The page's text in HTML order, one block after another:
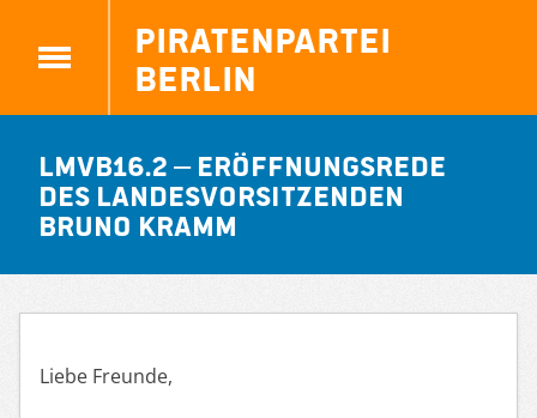
Piratenpartei
Berlin
LMVB16.2 – Eröffnungsrede
des Landesvorsitzenden
Bruno Kramm
Liebe Freunde,